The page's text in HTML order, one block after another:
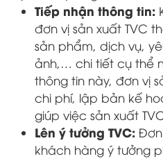
Tiếp nhận thông tin:
đơn vị sản xuất TVC
sản phẩm, dịch vụ,
ảnh,… chi tiết cụ thể
thông tin này, đơn vị
chi phí, lập bản kế
giúp việc sản xuất
Lên ý tưởng TVC:
khách hàng ý tưởng